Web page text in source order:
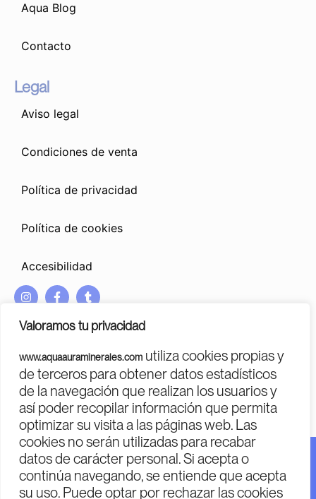
Valoramos tu privacidad
www.aquaauraminerales.com utiliza cookies propias y
de terceros para obtener datos estadísticos
de la navegación que realizan los usuarios y
así poder recopilar información que permita
optimizar su visita a las páginas web. Las
cookies no serán utilizadas para recabar
datos de carácter personal. Si acepta o
continúa navegando, se entiende que acepta
su uso. Puede optar por rechazar las cookies
Aqua Blog
Contacto
Legal
Aviso legal
Condiciones de venta
Política de privacidad
Política de cookies
Accesibilidad
I
n
s
t
g
r
a
m
F
a
c
e
o
o
k
-
f
T
u
m
b
r
PROGRAMA KIT DIGITAL COFINANCIADO POR LOS FONDOS
NEXT GENERATION (EU)
DEL MECANISMO DE RECUPERACIÓN Y RESILENCIA
Financiado por la Unión Europea – Next Generation EU.
Financiado por la Unión Europea – Next Generation EU.